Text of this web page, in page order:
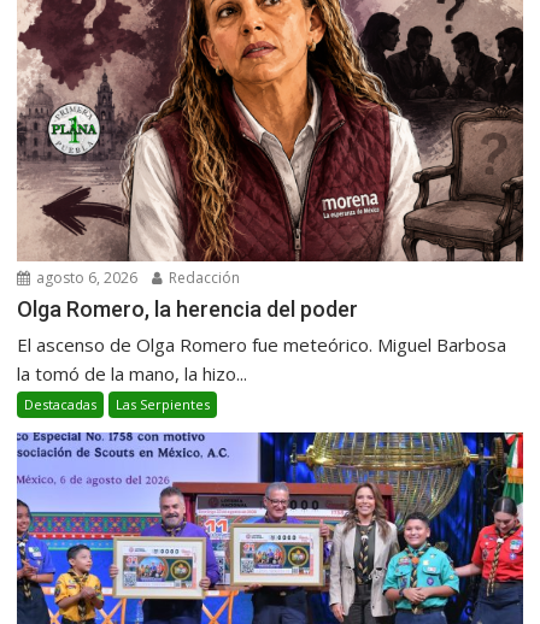
agosto 6, 2026 Redacción
Olga Romero, la herencia del poder
El ascenso de Olga Romero fue meteórico. Miguel Barbosa
la tomó de la mano, la hizo...
Destacadas Las Serpientes